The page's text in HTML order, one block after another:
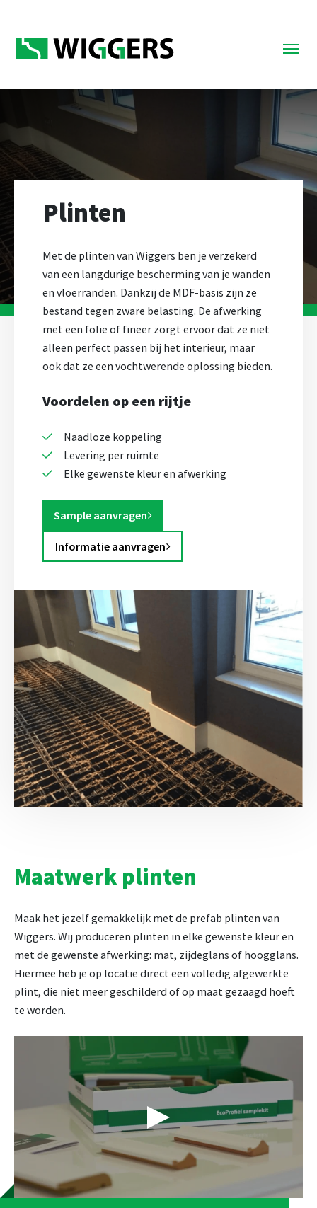
Plinten
Met de plinten van Wiggers ben je verzekerd
van een langdurige bescherming van je wanden
en vloerranden. Dankzij de MDF-basis zijn ze
bestand tegen zware belasting. De afwerking
met een folie of fineer zorgt ervoor dat ze niet
alleen perfect passen bij het interieur, maar
ook dat ze een vochtwerende oplossing bieden.
Voordelen op een rijtje
Naadloze koppeling
Levering per ruimte
Elke gewenste kleur en afwerking
Sample aanvragen
Informatie aanvragen
Maatwerk plinten
Maak het jezelf gemakkelijk met de prefab plinten van
Wiggers. Wij produceren plinten in elke gewenste kleur en
met de gewenste afwerking: mat, zijdeglans of hoogglans.
Hiermee heb je op locatie direct een volledig afgewerkte
plint, die niet meer geschilderd of op maat gezaagd hoeft
te worden.